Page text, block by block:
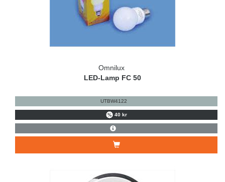
Omnilux
LED-Lamp FC 50
UTBW4122
40 kr